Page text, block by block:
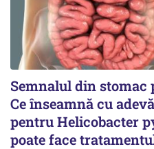
Semnalul din stomac
Ce înseamnă cu
pentru Helicobacter
poate face